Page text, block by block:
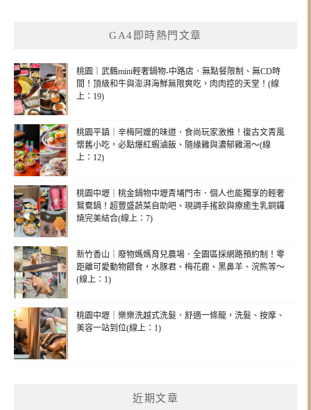
GA4即時熱門文章
桃園｜武鶴mini輕奢鍋物-中路店．無點餐限制、無CD時
間！頂級和牛與澎湃海鮮無限爽吃，肉肉控的天堂！(線
上：19)
桃園平鎮｜辛梅阿嬤的味道．食尚玩家激推！復古文青風
懷舊小吃，必點爆紅蝦滷飯、隨緣雞與濃郁雞湯～(線
上：12)
桃園中壢｜桃金鍋物中壢青埔門市．個人也能獨享的輕奢
鴛鴦鍋！超豐盛蔬菜自助吧、現調手搖飲與療癒生乳銅鑼
燒完美結合(線上：7)
新竹香山｜廢物媽媽育兒農場．全園區採網路預約制！零
距離可愛動物餵食，水豚君、梅花鹿、黑鼻羊、浣熊等～
(線上：1)
桃園中壢｜樂樂洗越式洗髮．舒適一條龍，洗髮、按摩、
美容一站到位(線上：1)
近期文章